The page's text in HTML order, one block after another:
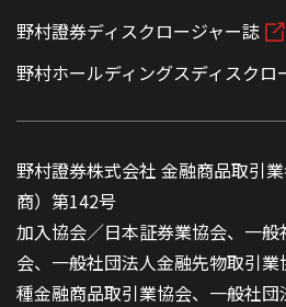
野村證券ディスクロージャー誌
野村ホールディングスディスクロ
野村證券株式会社 金融商品取引
商）第142号
加入協会／日本証券業協会、一
会、一般社団法人金融先物取引
種金融商品取引業協会、一般社